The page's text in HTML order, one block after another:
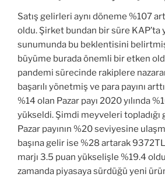
Satış gelirleri aynı döneme %107
oldu. Şirket bundan bir süre KAP’ta
sunumunda bu beklentisini
büyüme burada önemli bir etken
pandemi sürecinde rakiplere
başarılı yönetmiş ve para payını
%14 olan Pazar payı 2020 yılında
yükseldi. Şimdi meyveleri topladığı
Pazar payının %20 seviyesine
başına gelir ise %28 artarak
marjı 3.5 puan yükselişle %19.4
zamanda piyasaya sürdüğü yeni